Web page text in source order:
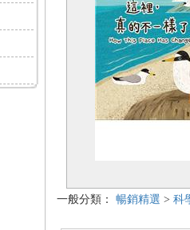
一般分類： 暢銷精選 > 科